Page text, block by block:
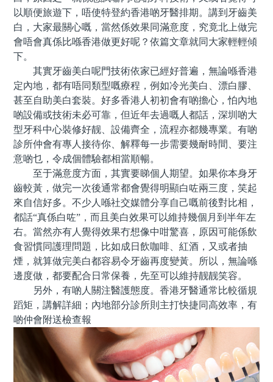
以順便旅遊下，唔使特登約香港啲牙醫排期。講到牙齒美
白，大家最關心嘅，當然係效果同滿意度，究竟北上做完
會唔會真係比喺香港做更好呢？依篇文章就同大家輕輕傾
下。
其實牙齒美白呢門技術依家已經好普遍，無論喺香港
定內地，都有唔同類型嘅療程，例如冷光美白、漂白膠、
甚至自助美白套裝。好多香港人初初會有啲擔心，怕內地
啲設備或技術未必可靠，但近年去過嘅人都話，深圳啲大
型牙科中心裝修好靓、設備齊全，流程亦都幾專業。有啲
診所仲會有專人接待你、解釋每一步需要幾耐時間、要注
意啲乜，令成個體驗都相當順暢。
至于滿意度方面，其實要睇個人期望。如果你本身牙
齒較黃，做完一次後通常都會覺得明顯白咗兩三度，笑起
來自信好多。不少人喺社交媒體分享自己嘅前後對比相，
都話“真係白咗”，而且美白效果可以維持幾個月到半年左
右。當然亦有人覺得效果冇想像中咁驚喜，原因可能係飲
食習慣同護理問題，比如成日飲咖啡、紅酒，又或者抽
煙，就算做完美白都容易令牙齒再度變黃。所以，無論喺
邊度做，都要配合日常保養，先至可以維持靓靓笑容。
另外，有啲人關注醫護態度。香港牙醫通常比較循規
蹈矩，講解詳細；內地部分診所則主打快捷同高效率，有
啲仲會附送檢查報